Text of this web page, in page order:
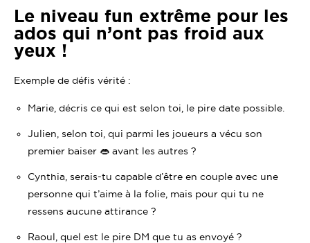
Le niveau fun extrême pour les
ados qui n’ont pas froid aux
yeux !
Exemple de défis vérité :
Marie, décris ce qui est selon toi, le pire date possible.
Julien, selon toi, qui parmi les joueurs a vécu son
premier baiser 👄 avant les autres ?
Cynthia, serais-tu capable d’être en couple avec une
personne qui t’aime à la folie, mais pour qui tu ne
ressens aucune attirance ?
Raoul, quel est le pire DM que tu as envoyé ?